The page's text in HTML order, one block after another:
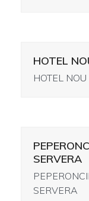
HOTEL
HOTEL
SERVERA
SERVERA